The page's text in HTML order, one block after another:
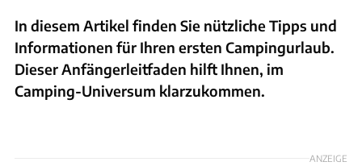
In diesem Artikel finden Sie nützliche Tipps und
Informationen für Ihren ersten Campingurlaub.
Dieser Anfängerleitfaden hilft Ihnen, im
Camping-Universum klarzukommen.
ANZEIGE